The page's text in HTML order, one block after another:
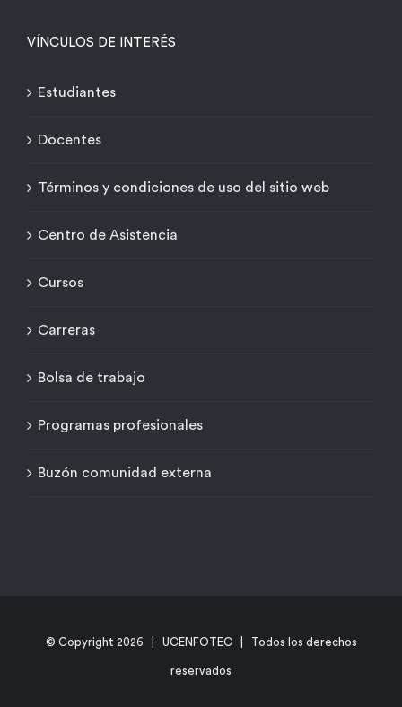
VÍNCULOS DE INTERÉS
Estudiantes
Docentes
Términos y condiciones de uso del sitio web
Centro de Asistencia
Cursos
Carreras
Bolsa de trabajo
Programas profesionales
Buzón comunidad externa
© Copyright 2026 | UCENFOTEC | Todos los derechos
reservados